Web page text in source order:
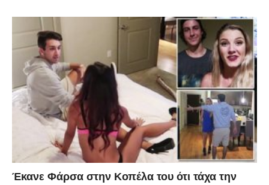
Έκανε Φάρσα στην Κοπέλα του ότι τάχα την